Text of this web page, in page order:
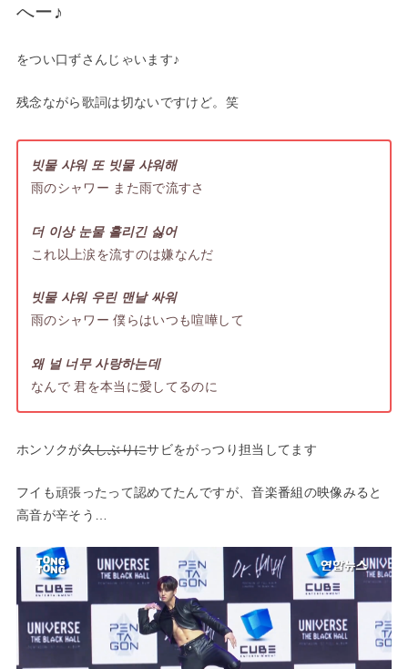
へー♪
をつい口ずさんじゃいます♪
残念ながら歌詞は切ないですけど。笑
빗물 샤워 또 빗물 샤워해
雨のシャワー また雨で流すさ
더 이상 눈물 흘리긴 싫어
これ以上涙を流すのは嫌なんだ
빗물 샤워 우린 맨날 싸워
雨のシャワー 僕らはいつも喧嘩して
왜 널 너무 사랑하는데
なんで 君を本当に愛してるのに
ホンソクが久しぶりにサビをがっつり担当してます
フイも頑張ったって認めてたんですが、音楽番組の映像みると
高音が辛そう…